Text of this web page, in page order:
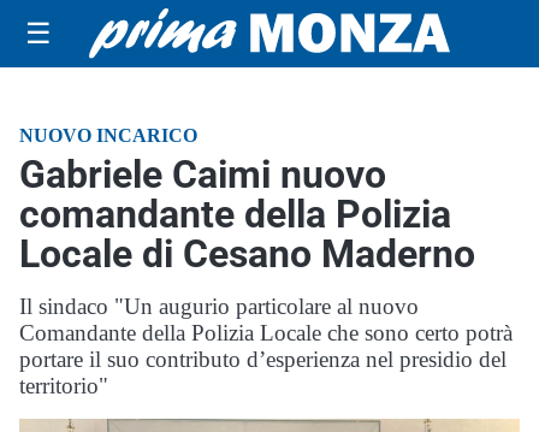
☰
NUOVO INCARICO
Gabriele Caimi nuovo
comandante della Polizia
Locale di Cesano Maderno
Il sindaco "Un augurio particolare al nuovo
Comandante della Polizia Locale che sono certo potrà
portare il suo contributo d’esperienza nel presidio del
territorio"